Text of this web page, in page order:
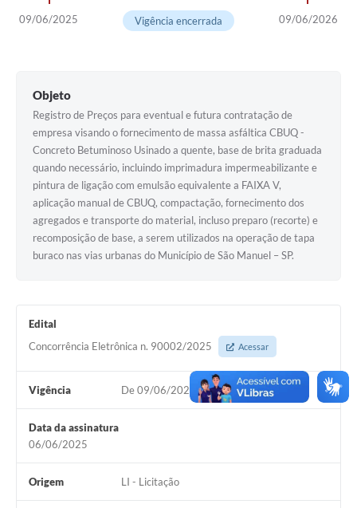
09/06/2025 09/06/2026
Vigência encerrada
Objeto
Registro de Preços para eventual e futura contratação de
empresa visando o fornecimento de massa asfáltica CBUQ -
Concreto Betuminoso Usinado a quente, base de brita graduada
quando necessário, incluindo imprimadura impermeabilizante e
pintura de ligação com emulsão equivalente a FAIXA V,
aplicação manual de CBUQ, compactação, fornecimento dos
agregados e transporte do material, incluso preparo (recorte) e
recomposição de base, a serem utilizados na operação de tapa
buraco nas vias urbanas do Município de São Manuel – SP.
Edital
Concorrência Eletrônica n. 90002/2025
Acessar
Vigência De 09/06/2025 à 09/06/2026
Data da assinatura
06/06/2025
Origem LI - Licitação